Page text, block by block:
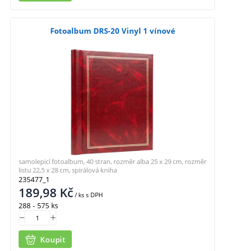
Fotoalbum DRS-20 Vinyl 1 vínové
235477_1
189,98 Kč/ kss DPH
288 - 575 ks
Koupit
samolepicí fotoalbum, 40 stran, rozměr alba 25 x 29 cm, rozměr
listu 22,5 x 28 cm, spirálová kniha